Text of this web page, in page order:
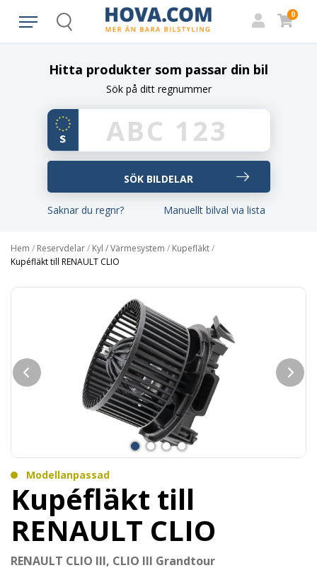
Search
0
Hitta produkter som passar din bil
Sök på ditt regnummer
Saknar du regnr? Manuellt bilval via lista
Hem / Reservdelar/ Kyl / Värmesystem / Kupefläkt/
Kupéfläkt till RENAULT CLIO
Modellanpassad
Kupéfläkt till
RENAULT CLIO
RENAULT CLIO III, CLIO III Grandtour